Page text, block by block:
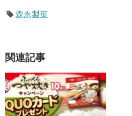
森永製菓
関連記事